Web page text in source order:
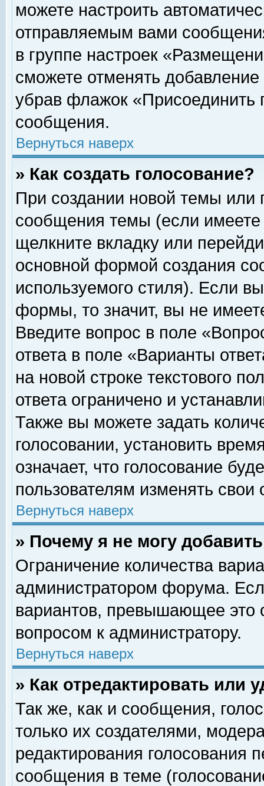
можете настроить
отправляемым вами
в группе настроек
сможете отменять
убрав флажок «Присоединить
сообщения.
Вернуться наверх
» Как создать голосование?
При создании новой темы или
сообщения темы (если
щелкните вкладку или
основной формой создания
используемого стиля). Если
формы, то значит, вы не
Введите вопрос в поле
ответа в поле «Варианты
на новой строке текстового
ответа ограничено и
Также вы можете задать
голосовании, установить
означает, что голосование
пользователям изменять свои
Вернуться наверх
» Почему я не могу
Ограничение количества
администратором форума.
вариантов, превышающее это
вопросом к администратору.
Вернуться наверх
» Как отредактировать или
Так же, как и сообщения,
только их создателями,
редактирования голосования
сообщения в теме